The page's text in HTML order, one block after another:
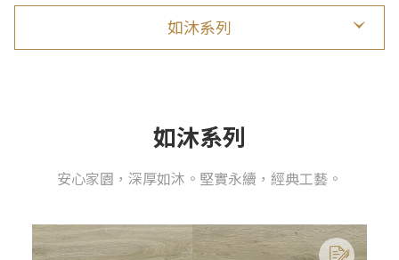
如沐系列
如沐系列
安心家園，深厚如沐。堅實永續，經典工藝。